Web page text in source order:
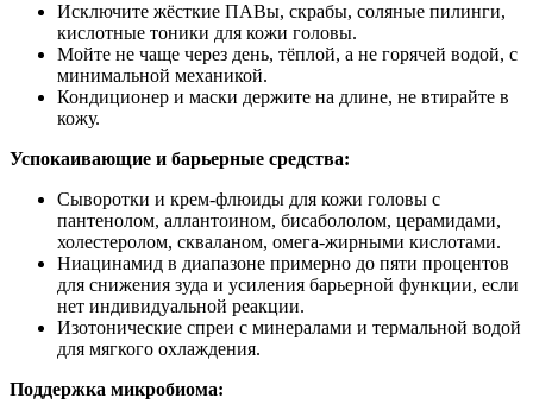
Исключите жёсткие ПАВы, скрабы, соляные пилинги,
кислотные тоники для кожи головы.
Мойте не чаще через день, тёплой, а не горячей водой, с
минимальной механикой.
Кондиционер и маски держите на длине, не втирайте в
кожу.
Успокаивающие и барьерные средства:
Сыворотки и крем‑флюиды для кожи головы с
пантенолом, аллантоином, бисабололом, церамидами,
холестеролом, скваланом, омега‑жирными кислотами.
Ниацинамид в диапазоне примерно до пяти процентов
для снижения зуда и усиления барьерной функции, если
нет индивидуальной реакции.
Изотонические спреи с минералами и термальной водой
для мягкого охлаждения.
Поддержка микробиома: